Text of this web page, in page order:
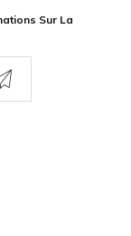
Sur La